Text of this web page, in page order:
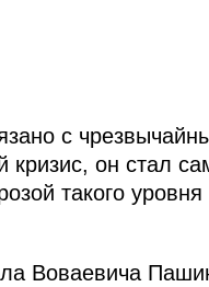
с
кризис, он стал
такого
Воваевича